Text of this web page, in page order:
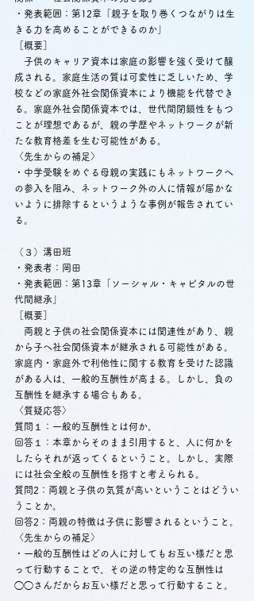
・発表範囲：第12章「親子を取り巻くつながりは生
きる力を高めることができるのか」
［概要］
子供のキャリア資本は家庭の影響を強く受けて醸
成される。家庭生活の質は可変性に乏しいため、学
校などの家庭外社会関係資本により機能を代替でき
る。家庭外社会関係資本では、世代間閉鎖性をもつ
ことが理想であるが、親の学歴やネットワークが新
たな教育格差を生む可能性がある。
〈先生からの補足〉
・中学受験をめぐる母親の実践にもネットワークへ
の参入を阻み、ネットワーク外の人に情報が届かな
いように排除するというような事例が報告されてい
る。
（３）溝田班
・発表者：岡田
・発表範囲：第13章「ソーシャル・キャピタルの世
代間継承」
［概要］
両親と子供の社会関係資本には関連性があり、親
から子へ社会関係資本が継承される可能性がある。
家庭内・家庭外で利他性に関する教育を受けた認識
がある人は、一般的互酬性が高まる。しかし、負の
互酬性を継承する場合もある。
〈質疑応答〉
質問１：一般的互酬性とは何か。
回答１：本章からそのまま引用すると、人に何かを
したらそれが返ってくるということ。しかし、実際
には社会全般の互酬性を指すと考えられる。
質問2：両親と子供の気質が高いということはどうい
うことか。
回答2：両親の特徴は子供に影響されるということ。
〈先生からの補足〉
・一般的互酬性はどの人に対してもお互い様だと思
って行動することで、その逆の特定的な互酬性は
◯◯さんだからお互い様だと思って行動すること。